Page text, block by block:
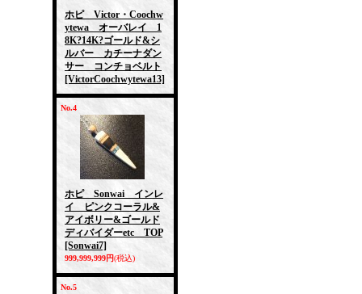
ホピ Victor・Coochw
ytewa オーバレイ 1
8K?14K?ゴールド&シ
ルバー カチーナダン
サー コンチョベルト
[VictorCoochwytewa13]
No.4
ホピ Sonwai インレ
イ ピンクコーラル&
アイボリー&ゴールド
ディバイダーetc TOP
[Sonwai7]
999,999,999円(税込)
No.5